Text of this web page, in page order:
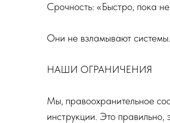
Срочность: «Быстро, пока
Они не взламывают
НАШИ ОГРАНИЧЕНИЯ
Мы, правоохранительное
инструкции. Это